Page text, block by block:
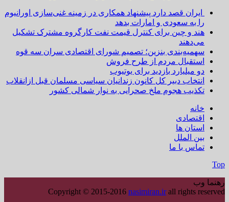
ایران قصد دارد پیشنهاد همکاری در زمینه غنی‌سازی اورانیوم
را به سعودی و امارات بدهد
هند و چین برای کنترل قیمت نفت کارگروه مشترک تشکیل
می‌دهند
سهمیه‌بندی بنزین؛ تصمیم شورای اقتصادی سران سه قوه
استقبال مردم از طرح فروش
دو میلیارد بازدید برای یوتیوب
انتخاب دبیر کل کانون زندانیان سیاسی مسلمان قبل ازانقلاب
تکذیب هجوم ملخ صحرایی به نوار شمالی کشور
خانه
اقتصادی
استان ها
بین الملل
تماس با ما
Top
رهنما وب
Copyright © 2015-2016 nasimiran.irall rights reserved